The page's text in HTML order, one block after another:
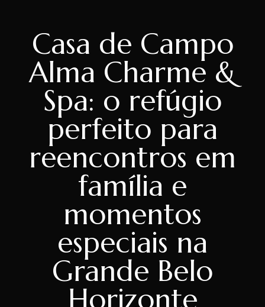
Casa de Campo
Alma Charme &
Spa: o refúgio
perfeito para
reencontros em
família e
momentos
especiais na
Grande Belo
Horizonte